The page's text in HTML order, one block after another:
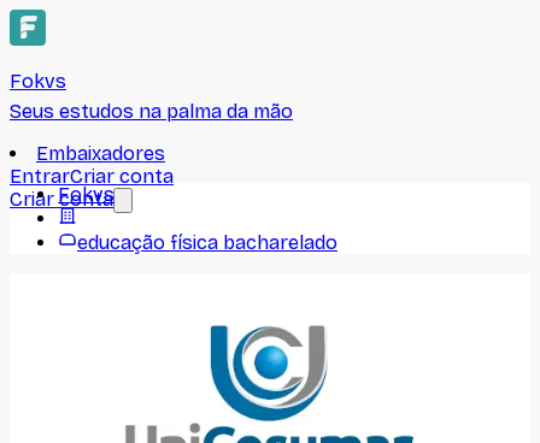
Fokvs
Seus estudos na palma da mão
Embaixadores
EntrarCriar conta
Criar conta
Fokvs
educação física bacharelado